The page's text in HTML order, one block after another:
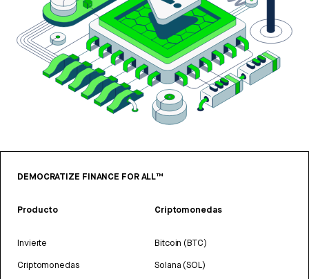
DEMOCRATIZE FINANCE FOR ALL™
Producto
Invierte
Criptomonedas
Criptomonedas
Bitcoin (BTC)
Solana (SOL)